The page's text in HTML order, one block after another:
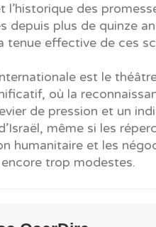
l’historique des
depuis plus de quinze
tenue effective de ces
est le
où la
de pression et un
même si les
humanitaire et les
trop modestes.